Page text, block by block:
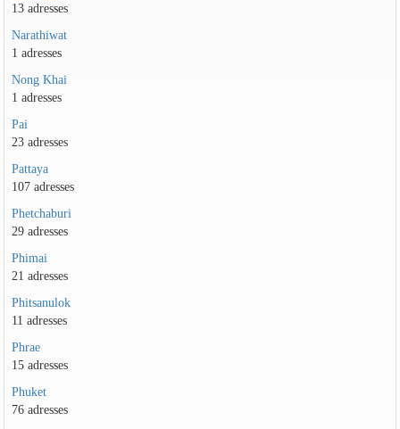
13 adresses
Narathiwat
1 adresses
Nong Khai
1 adresses
Pai
23 adresses
Pattaya
107 adresses
Phetchaburi
29 adresses
Phimai
21 adresses
Phitsanulok
11 adresses
Phrae
15 adresses
Phuket
76 adresses